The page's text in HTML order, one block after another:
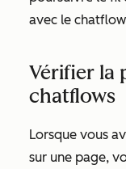
avec le
Vérifier la
chatflows
Lorsque vous
sur une page,